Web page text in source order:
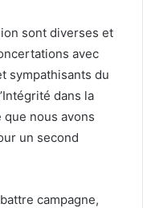
sont diverses et
avec
sympathisants du
dans la
que nous avons
un second
campagne,